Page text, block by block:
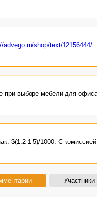
advego.ru/shop/text/12156444/
при выборе мебели для
$(1.2-1.5)/1000. С
Участники